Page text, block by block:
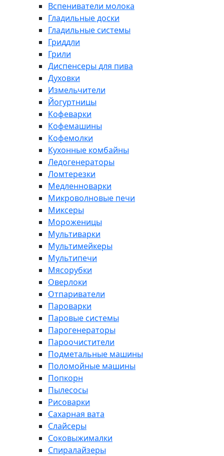
Вспениватели молока
Гладильные доски
Гладильные системы
Гриддли
Грили
Диспенсеры для пива
Духовки
Измельчители
Йогуртницы
Кофеварки
Кофемашины
Кофемолки
Кухонные комбайны
Ледогенераторы
Ломтерезки
Медленноварки
Микроволновые печи
Миксеры
Мороженицы
Мультиварки
Мультимейкеры
Мультипечи
Мясорубки
Оверлоки
Отпариватели
Пароварки
Паровые системы
Парогенераторы
Пароочистители
Подметальные машины
Поломойные машины
Попкорн
Пылесосы
Рисоварки
Сахарная вата
Слайсеры
Соковыжималки
Спиралайзеры